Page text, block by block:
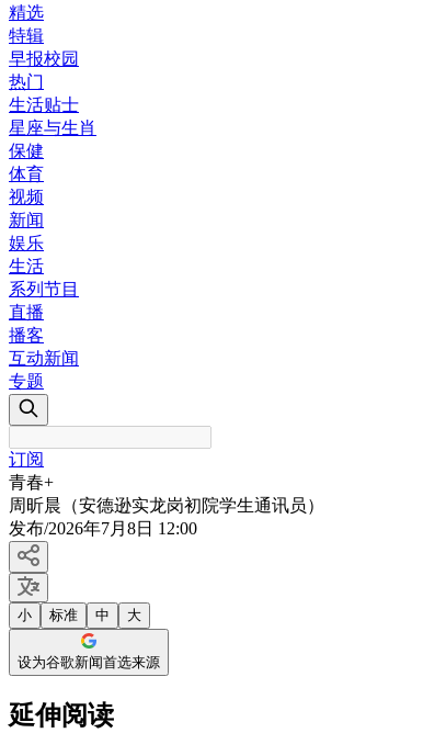
精选
特辑
早报校园
热门
生活贴士
星座与生肖
保健
体育
视频
新闻
娱乐
生活
系列节目
直播
播客
互动新闻
专题
订阅
青春+
周昕晨（安德逊实龙岗初院学生通讯员）
发布/2026年7月8日 12:00
小 标准 中 大
设为谷歌新闻首选来源
延伸阅读